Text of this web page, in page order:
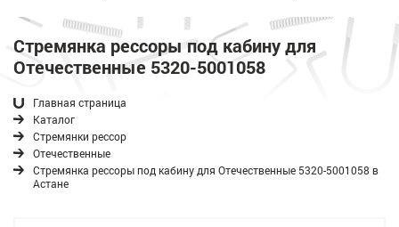
Стремянка рессоры под кабину для
Отечественные 5320-5001058
Главная страница
Каталог
Стремянки рессор
Отечественные
Стремянка рессоры под кабину для Отечественные 5320-5001058 в
Астане